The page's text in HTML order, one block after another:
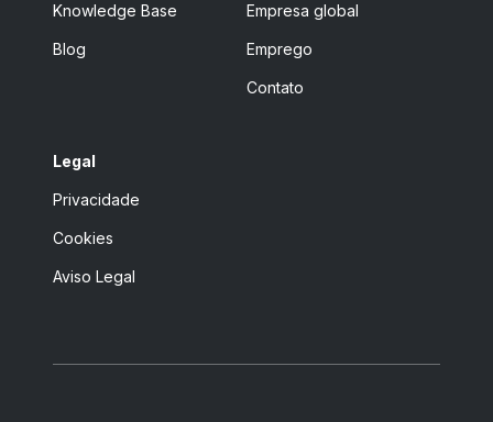
Knowledge Base
Blog
Empresa global
Emprego
Contato
Legal
Privacidade
Cookies
Aviso Legal